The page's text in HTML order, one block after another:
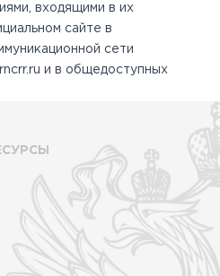
входящими в их
сайте в
сети
и в общедоступных